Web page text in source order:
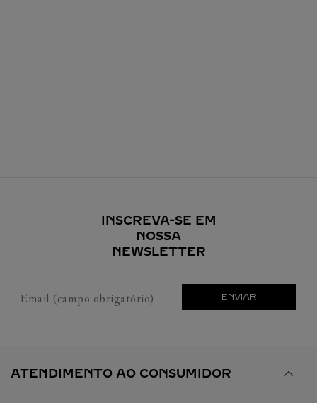
INSCREVA-SE EM
NOSSA
NEWSLETTER
Email (campo obrigatório) ENVIAR
ATENDIMENTO AO CONSUMIDOR